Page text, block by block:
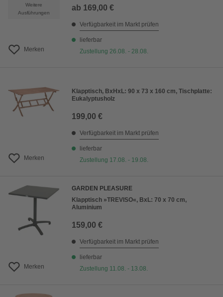
Weitere
Ausführungen
Merken
ab 169,00 €
Verfügbarkeit im Markt prüfen
lieferbar
Zustellung 26.08. - 28.08.
Merken
Klapptisch, BxHxL: 90 x 73 x 160 cm, Tischplatte:
Eukalyptusholz
199,00 €
Verfügbarkeit im Markt prüfen
lieferbar
Zustellung 17.08. - 19.08.
Merken
GARDEN PLEASURE
Klapptisch »TREVISO«, BxL: 70 x 70 cm,
Aluminium
159,00 €
Verfügbarkeit im Markt prüfen
lieferbar
Zustellung 11.08. - 13.08.